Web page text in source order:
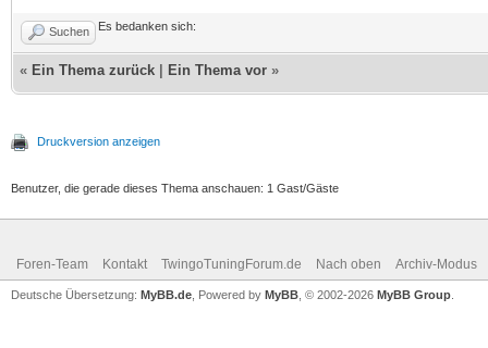
Suchen Es bedanken sich:
« Ein Thema zurück Ein Thema vor »
Druckversion anzeigen
Benutzer, die gerade dieses Thema anschauen: 1 Gast/Gäste
Foren-Team Kontakt TwingoTuningForum.de Nach oben Archiv-Modus
Deutsche Übersetzung: MyBB.de , Powered by MyBB , © 2002-2026 MyBB Group